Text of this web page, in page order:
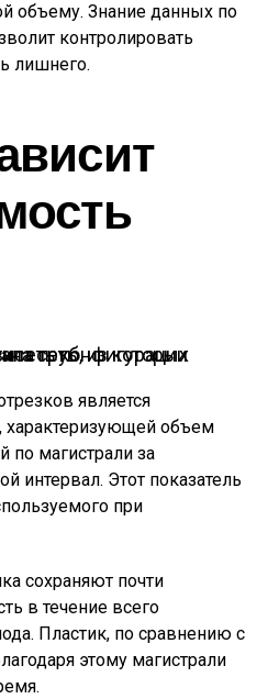
объему. Знание данных по
контролировать
лишнего.
типа труб, из которых смонтирована сеть
является
характеризующей объем
по магистрали за
интервал. Этот показатель
при
сохраняют почти
в течение всего
Пластик, по сравнению с
этому магистрали